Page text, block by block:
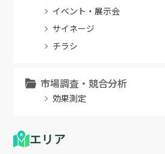
イベント・展示会
サイネージ
チラシ
市場調査・競合分析
効果測定
エリア